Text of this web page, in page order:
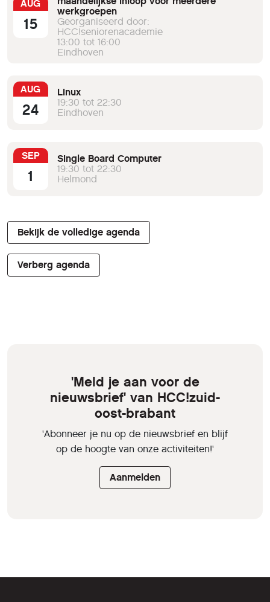
Mac) bijeenkomst Als er een 5e
dinsdagavond van de maand is: Open
Source werkgroepbijeenkomst (incl. Apple
Mac) bijeenkomst Ga voor alle informatie
dinsdagavond plaats en beginnen om
20:00 uur en eindigen meestal rondom
Huijnstraat 3 5914 PE, VENLO-noord
Natuurlijk heb je als HCC!-lid ook in Venlo
AUG
15
werkgroepen
Georganiseerd door:
HCC!seniorenacademie
13:00 tot 16:00
Eindhoven
AUG
24
Linux
19:30 tot 22:30
Eindhoven
SEP
1
Single Board Computer
19:30 tot 22:30
Helmond
Bekijk de volledige agenda
Verberg agenda
'Meld je aan voor de
nieuwsbrief' van HCC!zuid-
oost-brabant
'Abonneer je nu op de nieuwsbrief en blijf
op de hoogte van onze activiteiten!'
Aanmelden